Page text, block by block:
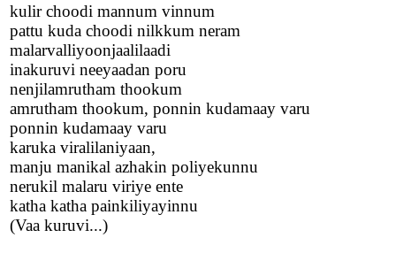
kulir choodi mannum vinnum
pattu kuda choodi nilkkum neram
malarvalliyoonjaalilaadi
inakuruvi neeyaadan poru
nenjilamrutham thookum
amrutham thookum, ponnin kudamaay varu
ponnin kudamaay varu
karuka viralilaniyaan,
manju manikal azhakin poliyekunnu
nerukil malaru viriye ente
katha katha painkiliyayinnu
(Vaa kuruvi...)